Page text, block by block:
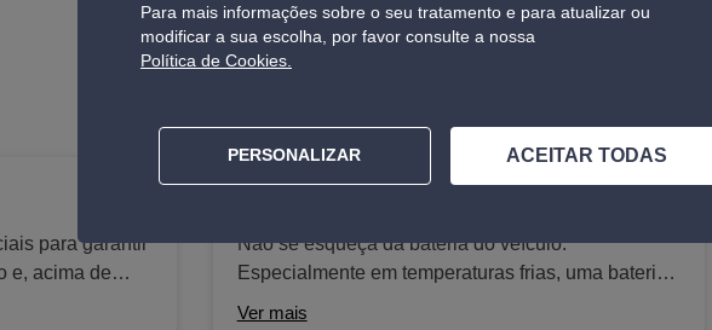
contato com os pistões, causando danos sérios e
dispendiosos. Seguir as recomendações do
fabricante quanto ao intervalo de substituição da
sempre com os nossos técnicos para verificar o
estado da correia de distribuição do seu carro.
Os produtos nos vossos centros Norauto
Torne cada viagem mais emocionante e segura com os produtos auto
para garantir
e, acima de
é essencial
Não se esqueça da bateria do veículo.
Especialmente em temperaturas frias, uma bateria
fraca pode levar a problemas de arranque. Desta
Ver mais
Para mais informações sobre o seu tratamento e para atualizar ou
modificar a sua escolha, por favor consulte a nossa
Política de Cookies.
PERSONALIZAR ACEITAR TODAS